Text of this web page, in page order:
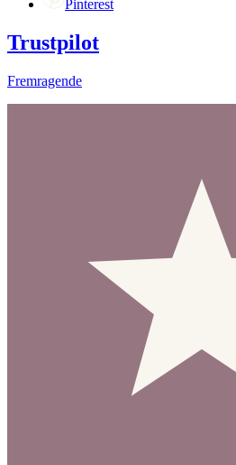
Pinterest
Trustpilot
Fremragende